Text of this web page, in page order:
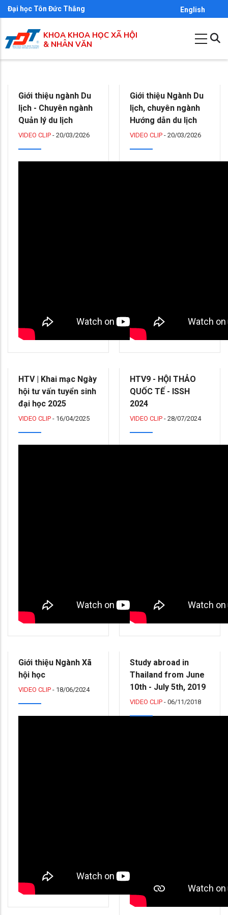
Nhảy
đến
nội
dung
Đại học Tôn Đức Thắng English
KHOA KHOA HỌC XÃ HỘI
& NHÂN VĂN
Giới thiệu ngành Du
lịch - Chuyên ngành
Quản lý du lịch
VIDEO CLIP - 20/03/2026
Giới thiệu Ngành Du
lịch, chuyên ngành
Hướng dẫn du lịch
VIDEO CLIP - 20/03/2026
HTV | Khai mạc Ngày
hội tư vấn tuyển sinh
đại học 2025
VIDEO CLIP - 16/04/2025
HTV9 - HỘI THẢO
QUỐC TẾ - ISSH
2024
VIDEO CLIP - 28/07/2024
Giới thiệu Ngành Xã
hội học
VIDEO CLIP - 18/06/2024
Study abroad in
Thailand from June
10th - July 5th, 2019
VIDEO CLIP - 06/11/2018